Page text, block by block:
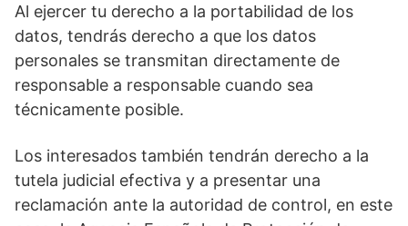
Al ejercer tu derecho a la portabilidad de los
datos, tendrás derecho a que los datos
personales se transmitan directamente de
responsable a responsable cuando sea
técnicamente posible.
Los interesados también tendrán derecho a la
tutela judicial efectiva y a presentar una
reclamación ante la autoridad de control, en este